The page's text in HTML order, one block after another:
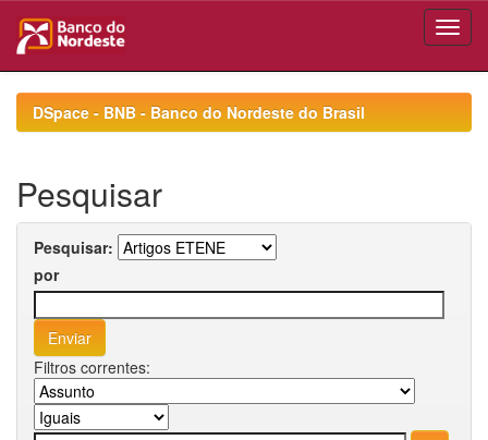
navigationDSpace - BNB - Banco do Nordeste do Brasil
Pesquisar
Pesquisar:
por
Filtros correntes: